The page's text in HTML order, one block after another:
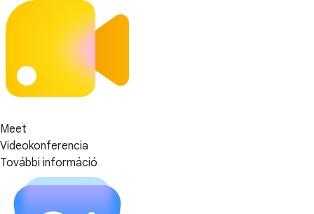
Meet
Videokonferencia
További információ